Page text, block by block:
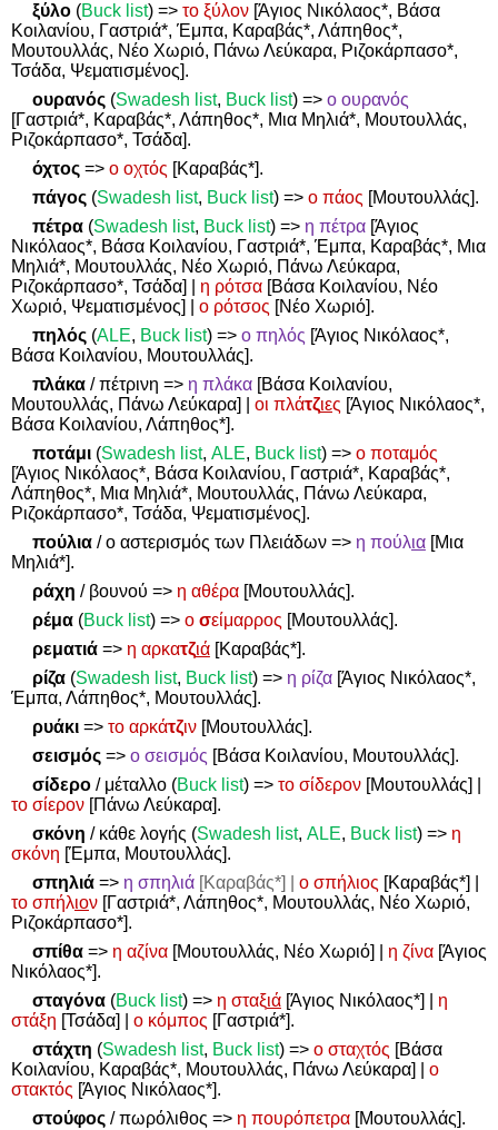
ξύλο(Buck list)=> το ξύλον [Άγιος Νικόλαος*, Βάσα
Κοιλανίου, Γαστριά*, Έμπα, Καραβάς*, Λάπηθος*,
Μουτουλλάς, Νέο Χωριό, Πάνω Λεύκαρα, Ριζοκάρπασο*,
Τσάδα, Ψεματισμένος].
ουρανός(Swadesh list, Buck list)=> ο ουρανός
[Γαστριά*, Καραβάς*, Λάπηθος*, Μια Μηλιά*, Μουτουλλάς,
Ριζοκάρπασο*, Τσάδα].
όχτος=> ο οχτός [Καραβάς*].
πάγος(Swadesh list, Buck list)=> ο πάος [Μουτουλλάς].
πέτρα(Swadesh list, Buck list)=> η πέτρα[Άγιος
Νικόλαος*, Βάσα Κοιλανίου, Γαστριά*, Έμπα, Καραβάς*, Μια
Μηλιά*, Μουτουλλάς, Νέο Χωριό, Πάνω Λεύκαρα,
Ριζοκάρπασο*, Τσάδα] |
η ρότσα [Βάσα Κοιλανίου, Νέο
Χωριό, Ψεματισμένος] | ο ρότσος [Νέο Χωριό].
πηλός(ALE, Buck list)=> ο πηλός [Άγιος Νικόλαος*,
Βάσα Κοιλανίου, Μουτουλλάς].
πλάκα/ πέτρινη => η πλάκα[Βάσα Κοιλανίου,
Μουτουλλάς, Πάνω Λεύκαρα] | οι πλάτζιες [Άγιος Νικόλαος*,
Βάσα Κοιλανίου, Λάπηθος*].
ποτάμι(Swadesh list, ALE, Buck list)=> ο ποταμός
[Άγιος Νικόλαος*, Βάσα Κοιλανίου, Γαστριά*, Καραβάς*,
Λάπηθος*, Μια Μηλιά*, Μουτουλλάς, Πάνω Λεύκαρα,
Ριζοκάρπασο*, Τσάδα, Ψεματισμένος].
πούλια/ ο αστερισμός των Πλειάδων=> η πούλια [Μια
Μηλιά*].
ράχη / βουνού => η αθέρα[Μουτουλλάς].
ρέμα (Buck list)=> ο σείμαρρος [Μουτουλλάς].
ρεματιά=> η αρκατζιά[Καραβάς*].
ρίζα(Swadesh list, Buck list)=> η ρίζα [Άγιος Νικόλαος*,
Έμπα, Λάπηθος*, Μουτουλλάς].
ρυάκι=> το αρκάτζιν[Μουτουλλάς].
σεισμός=> ο σεισμός [Βάσα Κοιλανίου, Μουτουλλάς].
σίδερο/ μέταλλο (Buck list)=> το σίδερον[Μουτουλλάς] |
το σίερον [Πάνω Λεύκαρα].
σκόνη / κάθε λογής (Swadesh list, ALE, Buck list)=> η
σκόνη [Έμπα, Μουτουλλάς].
σπηλιά=> η σπηλιά [Καραβάς*] | ο σπήλιος [Καραβάς*] |
το σπήλιον [Γαστριά*, Λάπηθος*, Μουτουλλάς, Νέο Χωριό,
Ριζοκάρπασο*].
σπίθα=> η αζίνα[Μουτουλλάς, Νέο Χωριό] | η ζίνα[Άγιος
Νικόλαος*].
σταγόνα(Buck list)=> η σταξιά [Άγιος Νικόλαος*] | η
στάξη [Τσάδα] | ο κόμπος [Γαστριά*].
στάχτη (Swadesh list, Buck list)=> ο σταχτός [Βάσα
Κοιλανίου, Καραβάς*, Μουτουλλάς, Πάνω Λεύκαρα] | ο
στακτός [Άγιος Νικόλαος*].
στούφος/ πωρόλιθος => η πουρόπετρα [Μουτουλλάς].